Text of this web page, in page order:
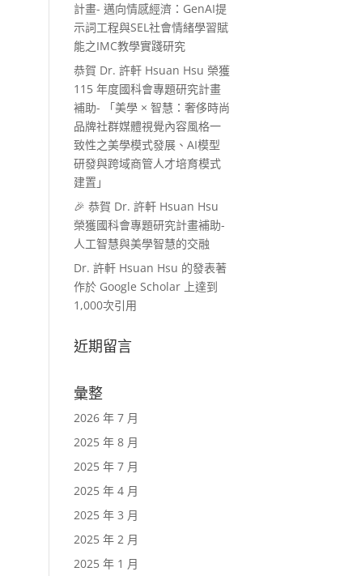
計畫- 邁向情感經濟：GenAI提
示詞工程與SEL社會情緒學習賦
能之IMC教學實踐研究
恭賀 Dr. 許軒 Hsuan Hsu 榮獲
115 年度國科會專題研究計畫
補助- 「美學 × 智慧：奢侈時尚
品牌社群媒體視覺內容風格一
致性之美學模式發展、AI模型
研發與跨域商管人才培育模式
建置」
🎉 恭賀 Dr. 許軒 Hsuan Hsu
榮獲國科會專題研究計畫補助-
人工智慧與美學智慧的交融
Dr. 許軒 Hsuan Hsu 的發表著
作於 Google Scholar 上達到
1,000次引用
近期留言
彙整
2026 年 7 月
2025 年 8 月
2025 年 7 月
2025 年 4 月
2025 年 3 月
2025 年 2 月
2025 年 1 月